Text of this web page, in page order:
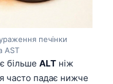
печінки
AST
більше ALT ніж
часто падає нижче